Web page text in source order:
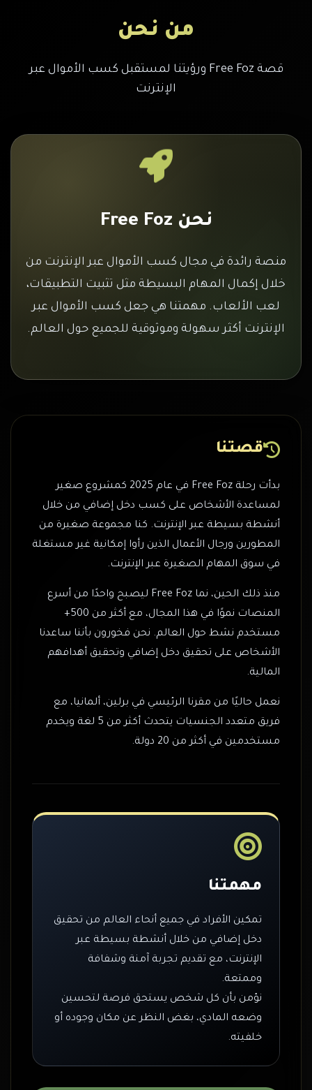
من نحن
قصة Free Foz ورؤيتنا لمستقبل كسب الأموال عبر
الإنترنت
نحن Free Foz
منصة رائدة في مجال كسب الأموال عبر الإنترنت من
خلال إكمال المهام البسيطة مثل تثبيت التطبيقات،
لعب الألعاب. مهمتنا هي جعل كسب الأموال عبر
الإنترنت أكثر سهولة وموثوقية للجميع حول العالم.
قصتنا
بدأت رحلة Free Foz في عام 2025 كمشروع صغير
لمساعدة الأشخاص على كسب دخل إضافي من خلال
أنشطة بسيطة عبر الإنترنت. كنا مجموعة صغيرة من
المطورين ورجال الأعمال الذين رأوا إمكانية غير مستغلة
في سوق المهام الصغيرة عبر الإنترنت.
منذ ذلك الحين، نما Free Foz ليصبح واحدًا من أسرع
المنصات نموًا في هذا المجال، مع أكثر من 500+
مستخدم نشط حول العالم. نحن فخورون بأننا ساعدنا
الأشخاص على تحقيق دخل إضافي وتحقيق أهدافهم
المالية.
نعمل حاليًا من مقرنا الرئيسي في برلين، ألمانيا، مع
فريق متعدد الجنسيات يتحدث أكثر من 5 لغة ويخدم
مستخدمين في أكثر من 20 دولة.
مهمتنا
تمكين الأفراد في جميع أنحاء العالم من تحقيق
دخل إضافي من خلال أنشطة بسيطة عبر
الإنترنت، مع تقديم تجربة آمنة وشفافة
وممتعة.
نؤمن بأن كل شخص يستحق فرصة لتحسين
وضعه المادي، بغض النظر عن مكان وجوده أو
خلفيته.